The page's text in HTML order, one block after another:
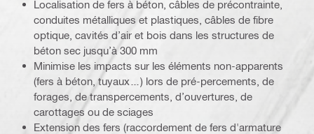
Localisation de fers à béton, câbles de précontrainte,
conduites métalliques et plastiques, câbles de fibre
optique, cavités d’air et bois dans les structures de
béton sec jusqu’à 300 mm
Minimise les impacts sur les éléments non-apparents
(fers à béton, tuyaux…) lors de pré-percements, de
forages, de transpercements, d’ouvertures, de
carottages ou de sciages
Extension des fers (raccordement de fers d'armature